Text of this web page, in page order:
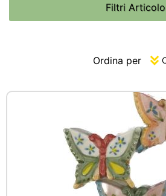
Filtri Articolo
Ordina per